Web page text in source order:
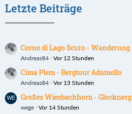
Letzte Beiträge
Corno di Lago Scuro -
Andreas84 Vor 12 Stunden
Cima Plem - Bergtour Adamello
Andreas84 Vor 13 Stunden
Großes Wiesbachhorn -
wege Vor 14 Stunden